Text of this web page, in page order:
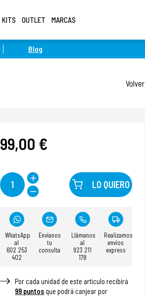
Blog
KITS OUTLET MARCAS
Volver
99,00 €
1 LO QUIERO
WhatsApp
al
602 253
402
Envíanos
tu
consulta
Llámanos
al
923 211
178
Realizamos
envíos
express
Por cada unidad de este articulo recibirá
99 puntos que podrá canjear por